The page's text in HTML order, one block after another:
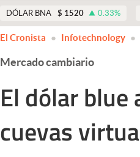
Apertura
Clima
DÓLAR BNA $ 1520 0.33%
El Cronista Infotechnology
Mercado cambiario
El dólar blue
cuevas